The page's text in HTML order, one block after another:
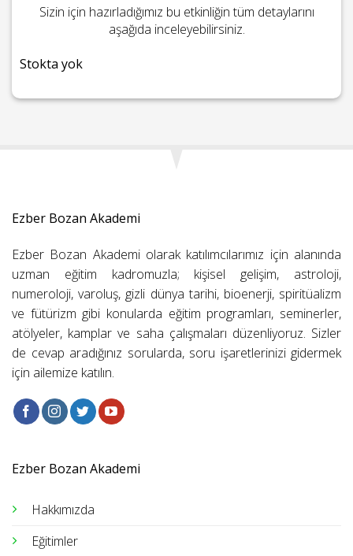
Sizin için hazırladığımız bu etkinliğin tüm detaylarını
aşağıda inceleyebilirsiniz.
Stokta yok
Ezber Bozan Akademi
Ezber Bozan Akademi olarak katılımcılarımız için alanında
uzman eğitim kadromuzla; kişisel gelişim, astroloji,
numeroloji, varoluş, gizli dünya tarihi, bioenerji, spiritüalizm
ve fütürizm gibi konularda eğitim programları, seminerler,
atölyeler, kamplar ve saha çalışmaları düzenliyoruz. Sizler
de cevap aradığınız sorularda, soru işaretlerinizi gidermek
için ailemize katılın.
Ezber Bozan Akademi
Hakkımızda
Eğitimler